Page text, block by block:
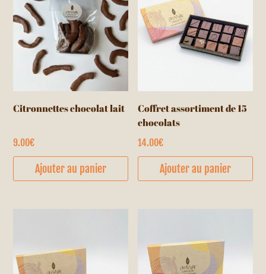
Citronnettes chocolat lait
9.00€
Ajouter au panier
Coffret assortiment de 15
chocolats
14.00€
Ajouter au panier